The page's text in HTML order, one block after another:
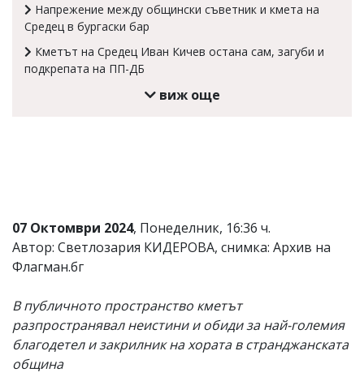
тях!
Ако
откриете
обиден
Напрежение между общински съветник и кмета на
Средец в бургаски бар
Кметът на Средец Иван Кичев остана сам, загуби и
подкрепата на ПП-ДБ
виж още
07 Октомври 2024, Понеделник, 16:36 ч.
Автор: Светлозария КИДЕРОВА, снимка: Архив на
Флагман.бг
В публичното пространство кметът
разпространявал неистини и обиди за най-големия
благодетел и закрилник на хората в странджанската
община